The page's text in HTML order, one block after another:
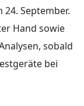
September.
Hand sowie
sobald
bei